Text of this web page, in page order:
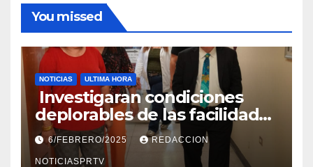
You missed
NOTICIAS ULTIMA HORA
Investigaran condiciones
deplorables de las facilidades
el Departamento de la Salud
en Mayagüez
6/FEBRERO/2025 REDACCION
NOTICIASPRTV